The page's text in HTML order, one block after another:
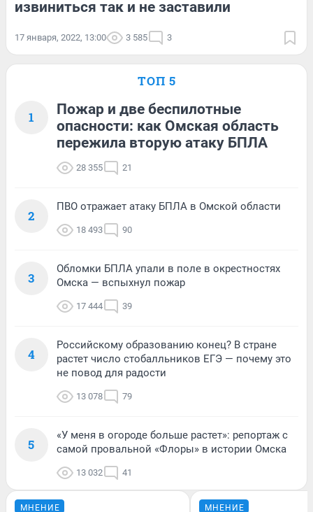
извиниться так и не заставили
17 января, 2022, 13:00 3 585 3
ТОП 5
1
Пожар и две беспилотные
опасности: как Омская область
пережила вторую атаку БПЛА
28 355 21
2
ПВО отражает атаку БПЛА в Омской области
18 493 90
3
Обломки БПЛА упали в поле в окрестностях
Омска — вспыхнул пожар
17 444 39
4
Российскому образованию конец? В стране
растет число стобалльников ЕГЭ — почему это
не повод для радости
13 078 79
5
«У меня в огороде больше растет»: репортаж с
самой провальной «Флоры» в истории Омска
13 032 41
МНЕНИЕ МНЕНИЕ